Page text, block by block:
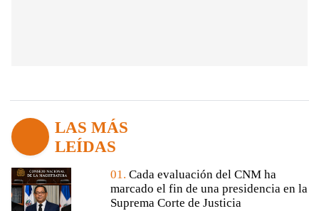
LAS MÁS
LEÍDAS
01. Cada evaluación del CNM ha
marcado el fin de una presidencia en la
Suprema Corte de Justicia